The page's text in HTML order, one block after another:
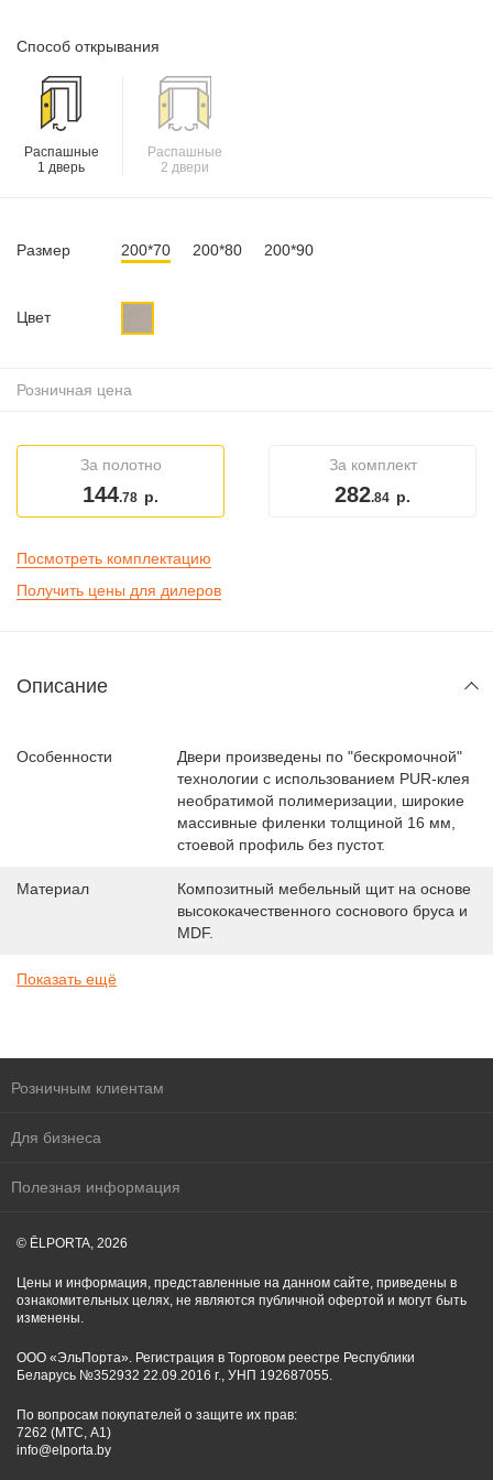
Способ открывания
Распашные
1 дверь
Распашные
2 двери
Размер 200*70 200*80 200*90
Цвет
Розничная цена
За полотно
144.78 р.
За комплект
282.84 р.
Посмотреть комплектацию
Получить цены для дилеров
Описание
Особенности
Двери произведены по "бескромочной"
технологии с использованием PUR-клея
необратимой полимеризации, широкие
массивные филенки толщиной 16 мм,
стоевой профиль без пустот.
Материал
Композитный мебельный щит на основе
высококачественного соснового бруса и
MDF.
Показать ещё
Розничным клиентам
Для бизнеса
Полезная информация
© ĒLPORTA, 2026
Цены и информация, представленные на данном сайте, приведены в
ознакомительных целях, не являются публичной офертой и могут быть
изменены.
ООО «ЭльПорта». Регистрация в Торговом реестре Республики
Беларусь №352932 22.09.2016 г., УНП 192687055.
По вопросам покупателей о защите их прав:
7262 (МТС, A1)
info@elporta.by